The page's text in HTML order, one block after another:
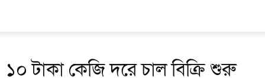
১০ টাকা কেজি দরে চাল বিক্রি শুরু